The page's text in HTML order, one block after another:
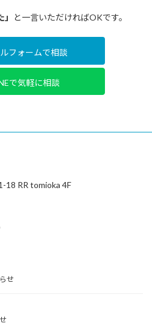
と一言いただければOKです。
フォームで相談
で気軽に相談
18 RR tomioka 4F
せ